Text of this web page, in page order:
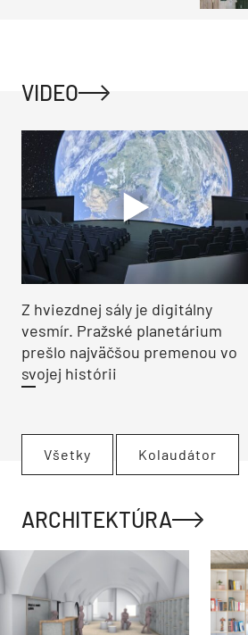
VIDEO
Z hviezdnej sály je digitálny
vesmír. Pražské planetárium
prešlo najväčšou premenou vo
svojej histórii
Všetky Kolaudátor
ARCHITEKTÚRA